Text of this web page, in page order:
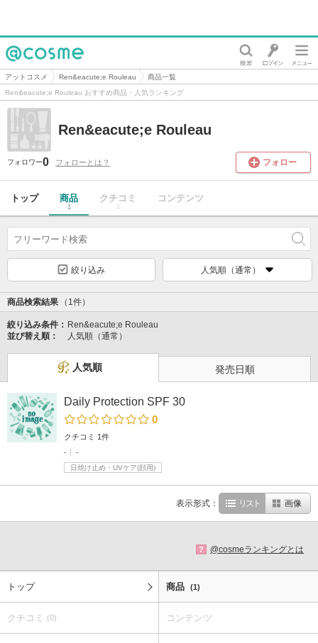
@cosme
アットコスメ Ren&eacute;e Rouleau
商品一覧
Ren&eacute;e Rouleau おすすめ商品・人気ランキング
Ren&eacute;e Rouleau
フォロワー0 フォローとは？ フォロー
トップ 商品
1
クチコミ
0
コンテンツ
絞り込み 人気順（通常）
商品検索結果 （1件）
絞り込み条件： Ren&eacute;e Rouleau
並び替え順：
人気順（通常）
人気順 発売日順
Daily Protection SPF 30
0
クチコミ 1件
-
-
日焼け止め・UVケア(顔用)
表示形式： リスト 画像
? @cosmeランキングとは
トップ 商品 (1)
クチコミ (0) コンテンツ